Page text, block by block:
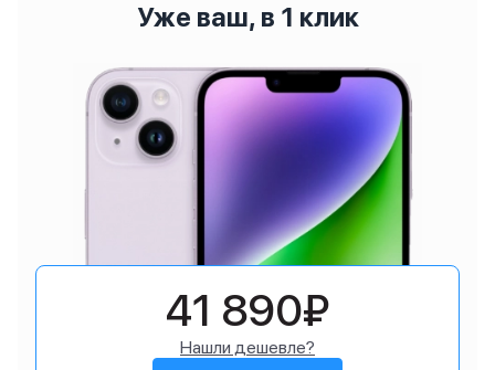
Уже ваш, в 1 клик
41 890₽
Нашли дешевле?